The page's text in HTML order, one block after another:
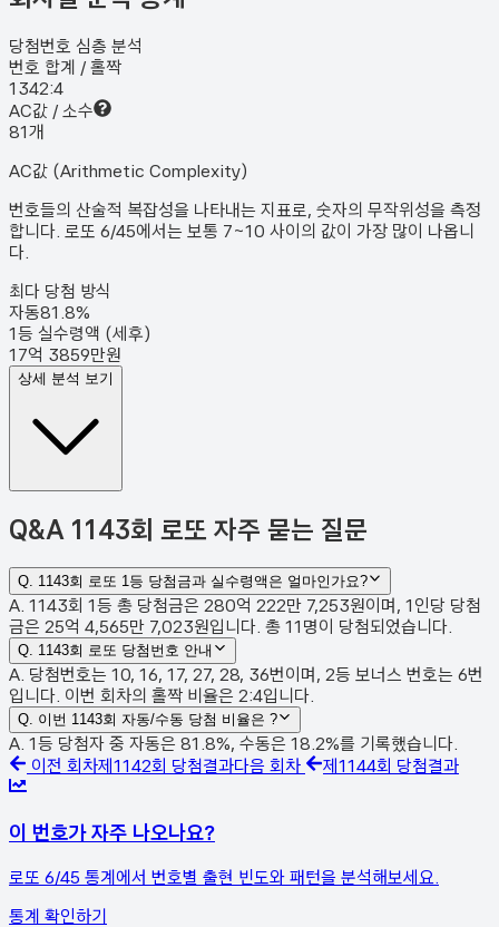
당첨번호 심층 분석
번호 합계 / 홀짝
1342:4
AC값 / 소수
81개
AC값 (Arithmetic Complexity)
번호들의 산술적 복잡성을 나타내는 지표로, 숫자의 무작위성을 측정
합니다. 로또 6/45에서는 보통 7~10 사이의 값이 가장 많이 나옵니
다.
최다 당첨 방식
자동81.8%
1등 실수령액 (세후)
17억 3859만원
상세 분석 보기
Q&A 1143회 로또 자주 묻는 질문
Q. 1143회 로또 1등 당첨금과 실수령액은 얼마인가요?
A. 1143회 1등 총 당첨금은 280억 222만 7,253원이며, 1인당 당첨
금은 25억 4,565만 7,023원입니다. 총 11명이 당첨되었습니다.
Q. 1143회 로또 당첨번호 안내
A. 당첨번호는 10, 16, 17, 27, 28, 36번이며, 2등 보너스 번호는 6번
입니다. 이번 회차의 홀짝 비율은 2:4입니다.
Q. 이번 1143회 자동/수동 당첨 비율은 ?
A. 1등 당첨자 중 자동은 81.8%, 수동은 18.2%를 기록했습니다.
이전 회차제 1142회 당첨결과다음 회차 제 1144회 당첨결과
이 번호가 자주 나오나요?
로또 6/45 통계에서 번호별 출현 빈도와 패턴을 분석해보세요.
통계 확인하기